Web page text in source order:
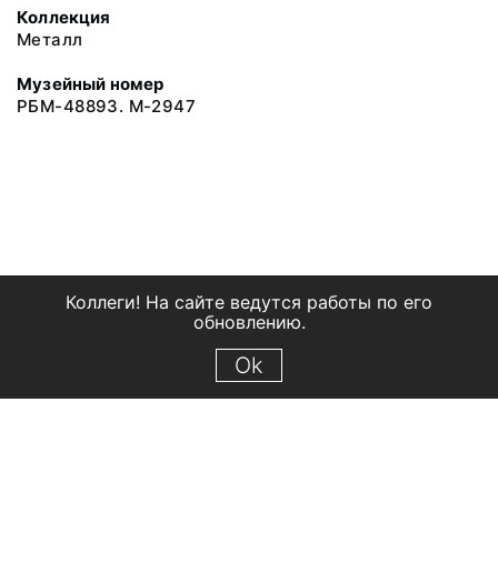
Коллекция
Металл
Музейный номер
РБМ-48893. М-2947
Коллеги! На сайте ведутся работы по его
обновлению.
Ok